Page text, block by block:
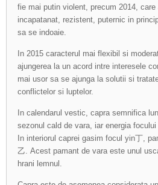
fie mai putin violent, precum 2014,
incapatanat, rezistent, puternic in
sa se indoaie.
In 2015 caracterul mai flexibil si
ajungerea la un acord intre interesele
mai usor sa se ajunga la solutii si
conflictelor si luptelor.
In calendarul vestic, capra semnifica
sezonul cald de vara, iar energia
In interiorul caprei gasim focul yin丁,
乙. Acest pamant de vara este unul
hrani lemnul.